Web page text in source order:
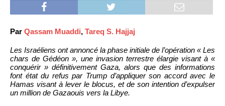
Par Qassam Muaddi, Tareq S. Hajjaj
Les Israéliens ont annoncé la phase initiale de l’opération « Les
chars de Gédéon », une invasion terrestre élargie visant à «
conquérir » définitivement Gaza, alors que des informations
font état du refus par Trump d’appliquer son accord avec le
Hamas visant à lever le blocus, et de son intention d’expulser
un million de Gazaouis vers la Libye.